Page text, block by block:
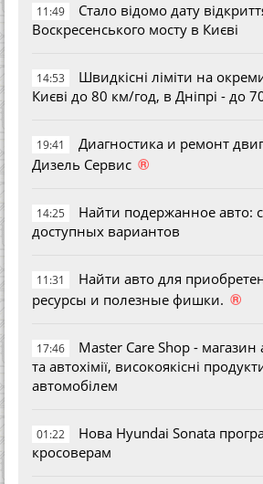
11:49
Стало відомо дату
Воскресенського мосту в Києві
14:53
Швидкісні ліміти на
Києві до 80 км/год, в Дніпрі - до
19:41
Диагностика и ремонт
Дизель Сервис ®
14:25
Найти подержанное авто:
доступных вариантов
11:31
Найти авто для
ресурсы и полезные фишки. ®
17:46
Master Care Shop - магазин
та автохімії, високоякісні
автомобілем
01:22
Нова Hyundai Sonata
кросоверам